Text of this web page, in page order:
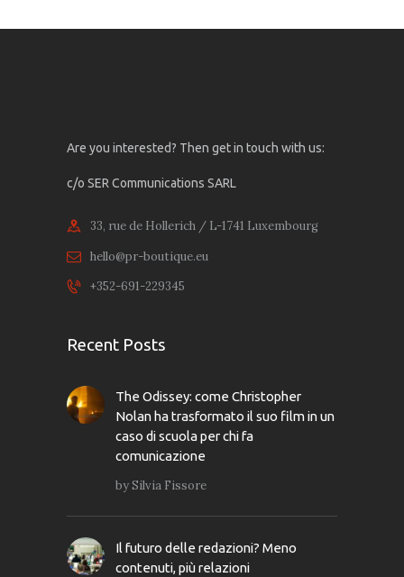
Are you interested? Then get in touch with us:
c/o SER Communications SARL
33, rue de Hollerich / L-1741 Luxembourg
hello@pr-boutique.eu
+352-691-229345
Recent Posts
The Odissey: come Christopher
Nolan ha trasformato il suo film in un
caso di scuola per chi fa
comunicazione
bySilvia Fissore
Il futuro delle redazioni? Meno
contenuti, più relazioni